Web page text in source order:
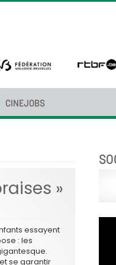
CINEJOBS
»
essayent
: les
se garantir